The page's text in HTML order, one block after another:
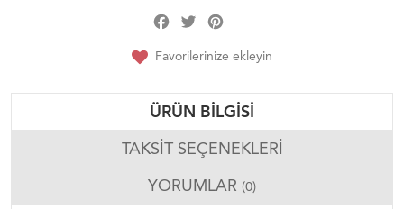
Facebook
Twitter
Favorilerinize ekleyin
ÜRÜN BILGISI
TAKSIT SEÇENEKLERI
YORUMLAR (0)